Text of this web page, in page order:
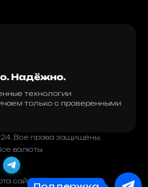
Надёжно.
технологии
только с проверенными
Все права защищены.
валюты
сайта